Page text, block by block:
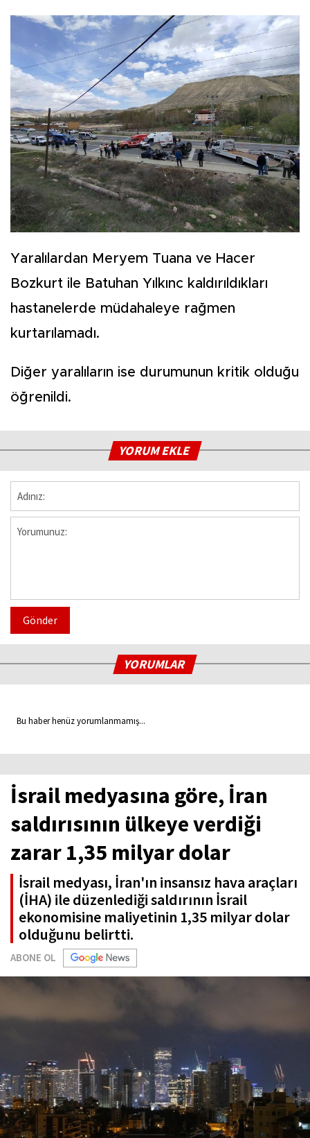
Yaralılardan Meryem Tuana ve Hacer
Bozkurt ile Batuhan Yılkınc kaldırıldıkları
hastanelerde müdahaleye rağmen
kurtarılamadı.
Diğer yaralıların ise durumunun kritik olduğu
öğrenildi.
YORUM EKLE
Gönder
YORUMLAR
Bu haber henüz yorumlanmamış...
İsrail medyasına göre, İran
saldırısının ülkeye verdiği
zarar 1,35 milyar dolar
İsrail medyası, İran'ın insansız hava araçları
(İHA) ile düzenlediği saldırının İsrail
ekonomisine maliyetinin 1,35 milyar dolar
olduğunu belirtti.
ABONE OL